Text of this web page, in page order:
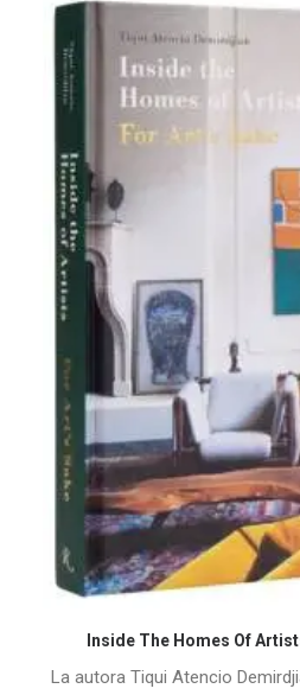
Inside The Homes Of
La autora Tiqui Atencio